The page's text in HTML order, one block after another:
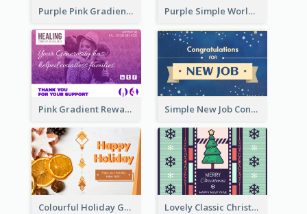
Purple Pink Gradient World Cancer Day Greeting Card Purple Simple World Cancer Day Greeting Card
Pink Gradient Reward For Donation Card Design Simple New Job Congratulations Card In Yellow And Blue
Colourful Holiday Greeting Card In Orange Theme Lovely Classic Christmas Greeting Card Design